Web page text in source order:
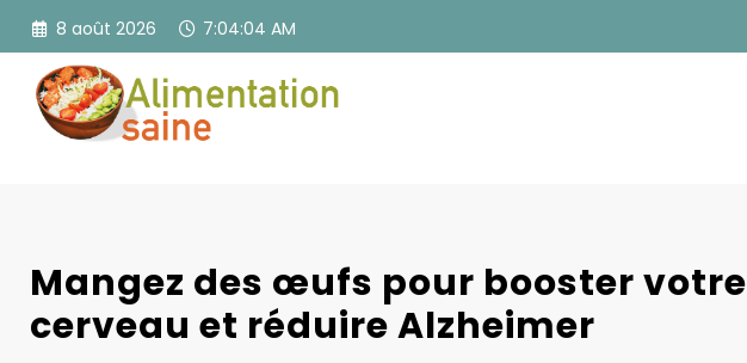
Aller
contenu
8 août 2026 7:04:05 AM
Mangez des œufs pour booster votre
cerveau et réduire Alzheimer